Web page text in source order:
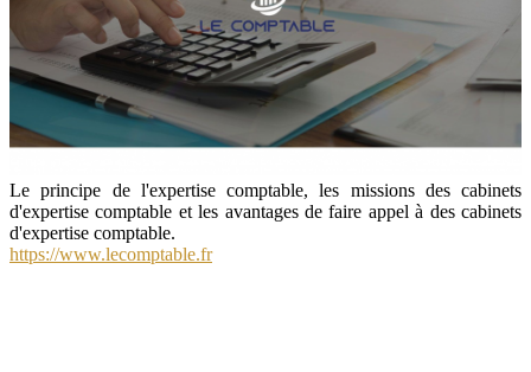
Le principe de l'expertise comptable, les missions des cabinets
d'expertise comptable et les avantages de faire appel à des cabinets
d'expertise comptable.
https://www.lecomptable.fr